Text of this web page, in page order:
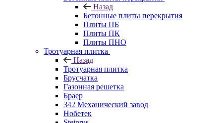
Назад
Бетонные плиты перекрытия
Плиты ПБ
Плиты ПК
Плиты ПНО
Тротуарная плитка
Назад
Тротуарная плитка
Брусчатка
Газонная решетка
Браер
342 Механический завод
Нобетек